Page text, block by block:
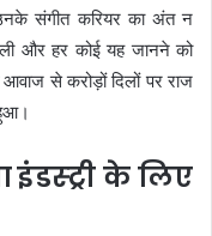
संगीत करियर का अंत न
और हर कोई यह जानने को
से करोड़ों दिलों पर राज
के लिए